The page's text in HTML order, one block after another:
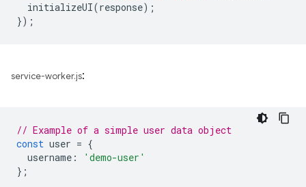
initializeUI(response);
});
service-worker.js:
// Example of a simple user data object
const user = {
username :
'demo-user'
};